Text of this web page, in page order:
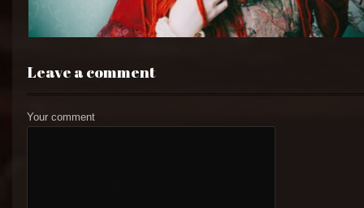
Leave a comment
Your comment